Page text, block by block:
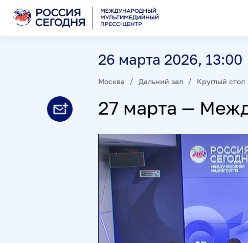
26 марта 2026, 13:00
Москва Дальний зал Круглый стол
27 марта —